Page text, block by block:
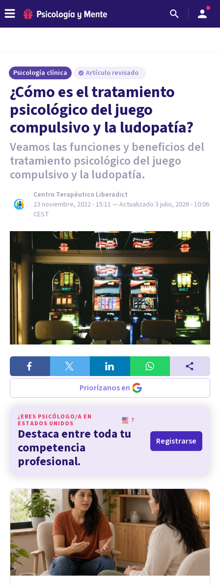
Psicología clínica Artículo revisado
¿Cómo es el tratamiento
psicológico del juego
compulsivo y la ludopatía?
Veamos las funciones y beneficios del
tratamiento psicológico del juego
compulsivo y la ludopatía.
Centro Terapéutico Liberadict
23 noviembre, 2022 - 15:11 — Actualizado 3 julio, 2026 - 10:06
CEST
Priorízanos en
¿ERES PSICÓLOGO/A EN
ESTADOS UNIDOS
?
Destaca entre toda tu
competencia
profesional.
Registrarse